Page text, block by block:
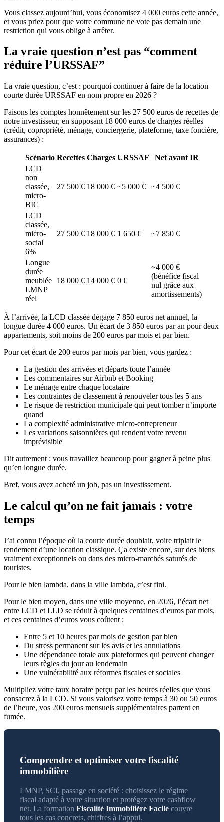
Vous classez aujourd’hui, vous économisez 4 000 euros cette année,
et vous priez pour que votre commune ne vote pas demain une
restriction qui vous oblige à arrêter.
La vraie question n’est pas “comment
réduire l’URSSAF”
La vraie question, c’est : pourquoi continuer à faire de la location
courte durée URSSAF en nom propre en 2026 ?
Faisons les comptes honnêtement sur les 27 500 euros de recettes de
notre investisseur, en supposant 18 000 euros de charges réelles
(crédit, copropriété, ménage, conciergerie, plateforme, taxe foncière,
assurances) :
Scénario Recettes Charges URSSAF
Net avant IR
LCD
non
classée,
micro-
BIC
27 500 € 18 000 € ~5 000 € ~4 500 €
LCD
classée,
micro-
social
6%
27 500 € 18 000 € 1 650 € ~7 850 €
Longue
durée
meublée
LMNP
réel
18 000 € 14 000 € 0 €
~4 000 €
(bénéfice fiscal
nul grâce aux
amortissements)
À l’arrivée, la LCD classée dégage 7 850 euros net annuel, la
longue durée 4 000 euros. Un écart de 3 850 euros par an pour deux
appartements, soit moins de 200 euros par mois et par bien.
Pour cet écart de 200 euros par mois par bien, vous gardez :
La gestion des arrivées et départs toute l’année
Les commentaires sur Airbnb et Booking
Le ménage entre chaque locataire
Les contraintes de classement à renouveler tous les 5 ans
Le risque de restriction municipale qui peut tomber n’importe
quand
La complexité administrative micro-entrepreneur
Les variations saisonnières qui rendent votre revenu
imprévisible
Dit autrement : vous travaillez beaucoup pour gagner à peine plus
qu’en longue durée.
Bref, vous avez acheté un job, pas un investissement.
Le calcul qu’on ne fait jamais : votre
temps
J’ai connu l’époque où la courte durée doublait, voire triplait le
rendement d’une location classique. Ça existe encore, sur des biens
vraiment exceptionnels ou dans des micro-marchés saturés de
touristes.
Pour le bien lambda, dans la ville lambda, c’est fini.
Pour le bien moyen, dans une ville moyenne, en 2026, l’écart net
entre LCD et LLD se réduit à quelques centaines d’euros par mois,
et ces centaines d’euros vous coûtent :
Entre 5 et 10 heures par mois de gestion par bien
Du stress permanent sur les avis et les annulations
Une dépendance totale aux plateformes qui peuvent changer
leurs règles du jour au lendemain
Une vulnérabilité aux réformes fiscales et sociales
Multipliez votre taux horaire perçu par les heures réelles que vous
consacrez à la LCD. Si vous valorisez votre temps à 30 ou 50 euros
de l’heure, vos 200 euros mensuels supplémentaires partent en
fumée.
Comprendre et optimiser votre fiscalité
immobilière
LMNP, SCI, passage en société : choisissez le régime
fiscal adapté à votre situation et protégez votre cashflow
net. La formation Fiscalité Immobilière Facile couvre
tous les cas concrets, chiffres à l’appui.